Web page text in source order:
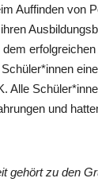
Auffinden von
Alle
und
gehört zu den